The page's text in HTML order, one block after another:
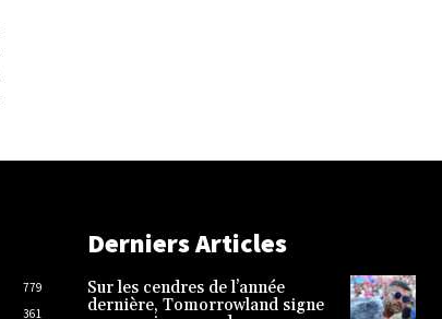
779
361
Derniers Articles
Sur les cendres de l’année
dernière, Tomorrowland signe